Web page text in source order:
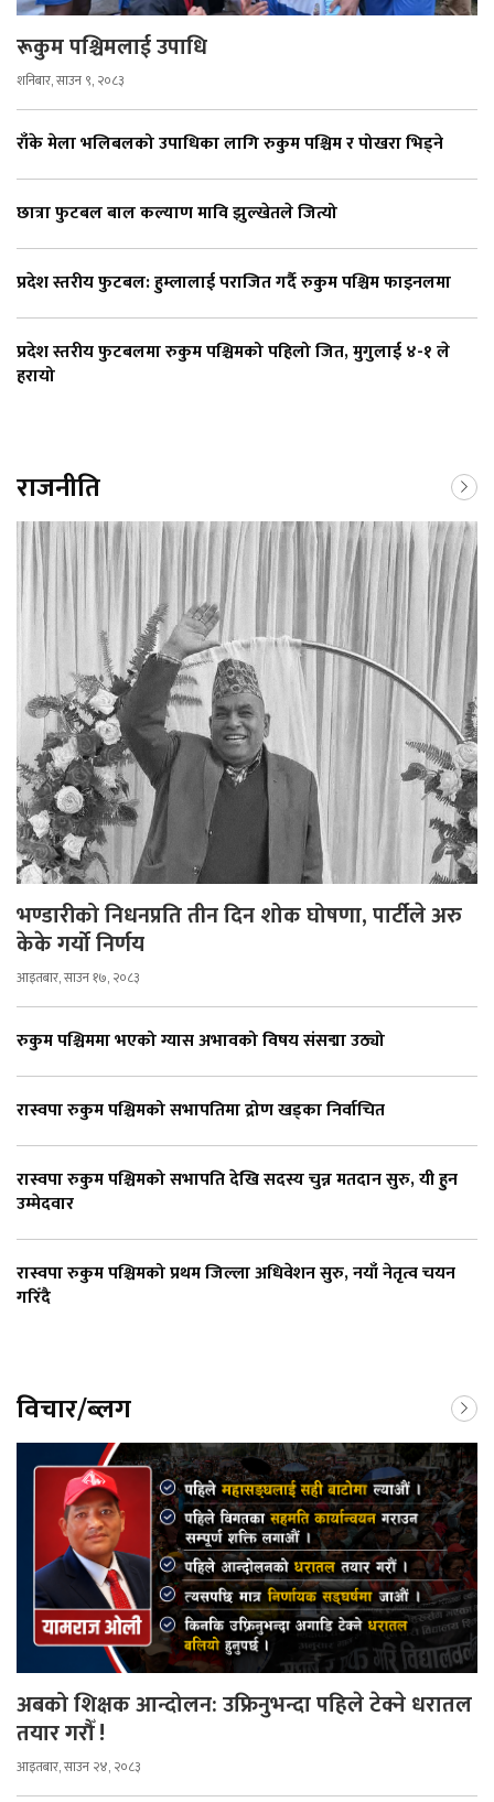
रूकुम पश्चिमलाई उपाधि
शनिबार, साउन ९, २०८३
राँके मेला भलिबलको उपाधिका लागि रुकुम पश्चिम र पोखरा भिड्ने
छात्रा फुटबल बाल कल्याण मावि झुल्खेतले जित्यो
प्रदेश स्तरीय फुटबल: हुम्लालाई पराजित गर्दै रुकुम पश्चिम फाइनलमा
प्रदेश स्तरीय फुटबलमा रुकुम पश्चिमको पहिलो जित, मुगुलाई ४-१ ले
हरायो
राजनीति
भण्डारीको निधनप्रति तीन दिन शोक घोषणा, पार्टीले अरु
केके गर्यो निर्णय
आइतबार, साउन १७, २०८३
रुकुम पश्चिममा भएको ग्यास अभावको विषय संसद्मा उठ्यो
रास्वपा रुकुम पश्चिमको सभापतिमा द्रोण खड्का निर्वाचित
रास्वपा रुकुम पश्चिमको सभापति देखि सदस्य चुन्न मतदान सुरु, यी हुन
उम्मेदवार
रास्वपा रुकुम पश्चिमको प्रथम जिल्ला अधिवेशन सुरु, नयाँ नेतृत्व चयन
गरिँदै
विचार/ब्लग
अबको शिक्षक आन्दोलन: उफ्रिनुभन्दा पहिले टेक्ने धरातल
तयार गरौँ !
आइतबार, साउन २४, २०८३